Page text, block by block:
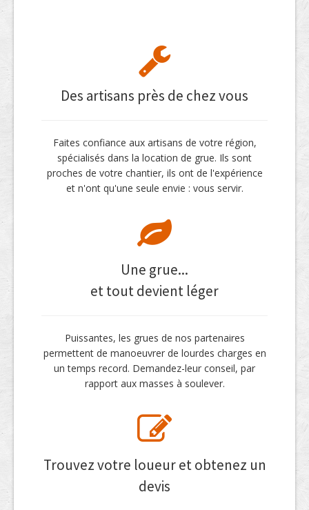
Des artisans près de chez vous
Faites confiance aux artisans de votre région,
spécialisés dans la location de grue. Ils sont
proches de votre chantier, ils ont de l'expérience
et n'ont qu'une seule envie : vous servir.
Une grue...
et tout devient léger
Puissantes, les grues de nos partenaires
permettent de manoeuvrer de lourdes charges en
un temps record. Demandez-leur conseil, par
rapport aux masses à soulever.
Trouvez votre loueur et obtenez un
devis